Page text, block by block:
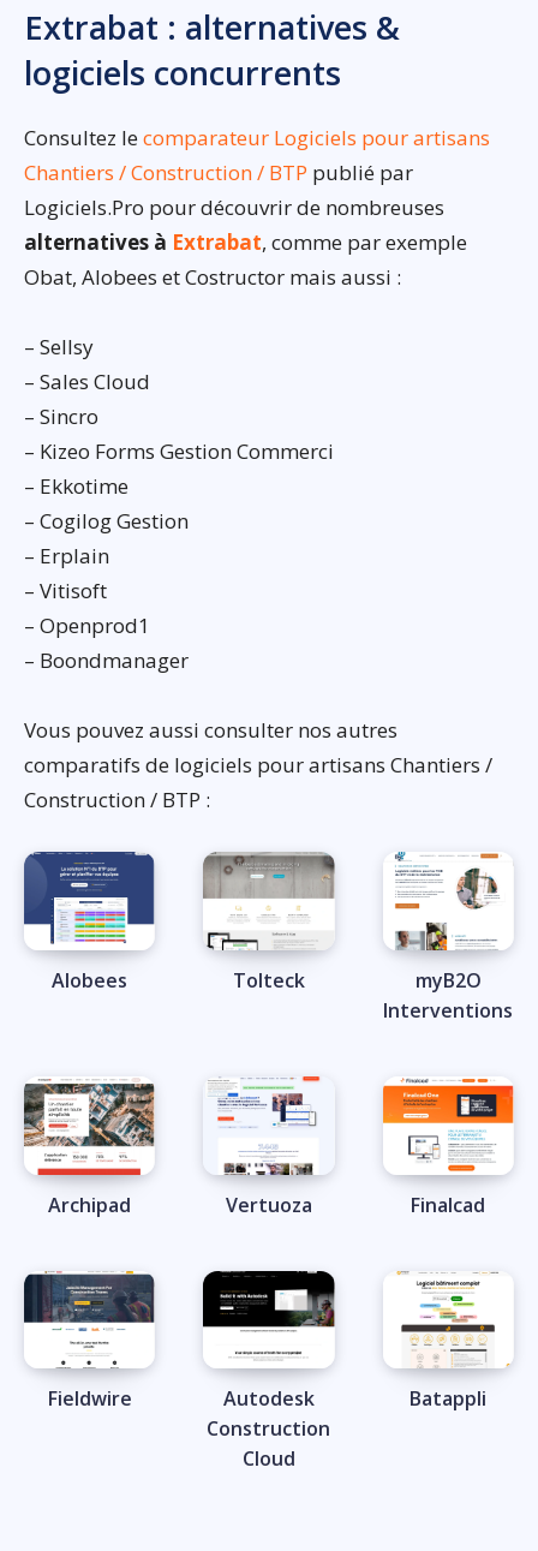
Extrabat : alternatives &
logiciels concurrents
Consultez lecomparateur Logiciels pour artisans
Chantiers / Construction / BTP publié par
Logiciels.Pro pour découvrir de nombreuses
alternatives à Extrabat, comme par exemple
Obat, Alobees et Costructor mais aussi :
– Sellsy
– Sales Cloud
– Sincro
– Kizeo Forms Gestion Commerci
– Ekkotime
– Cogilog Gestion
– Erplain
– Vitisoft
– Openprod1
– Boondmanager
Vous pouvez aussi consulter nos autres
comparatifs de logiciels pour artisans Chantiers /
Construction / BTP :
Alobees Tolteck
myB2O
Interventions
Archipad Vertuoza Finalcad
Fieldwire
Autodesk
Construction
Cloud
Batappli